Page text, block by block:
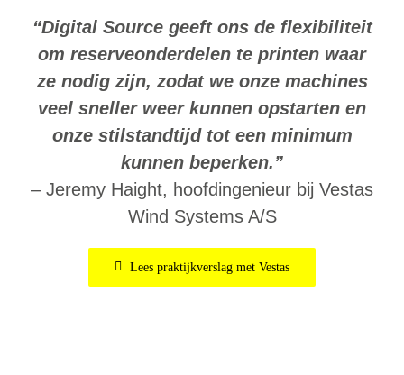
“Digital Source geeft ons de flexibiliteit
om reserveonderdelen te printen waar
ze nodig zijn, zodat we onze machines
veel sneller weer kunnen opstarten en
onze stilstandtijd tot een minimum
kunnen beperken.”
– Jeremy Haight, hoofdingenieur bij Vestas
Wind Systems A/S
Lees praktijkverslag met Vestas